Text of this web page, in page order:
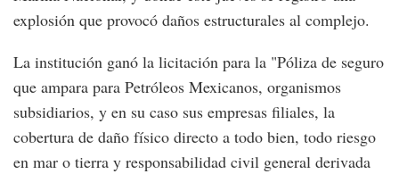
explosión que provocó daños estructurales al complejo.
La institución ganó la licitación para la "Póliza de seguro
que ampara para Petróleos Mexicanos, organismos
subsidiarios, y en su caso sus empresas filiales, la
cobertura de daño físico directo a todo bien, todo riesgo
en mar o tierra y responsabilidad civil general derivada